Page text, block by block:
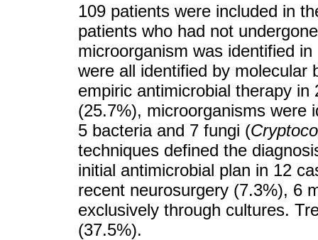
109 patients were included in
patients who had not
microorganism was identified
were all identified by molecular
empiric antimicrobial therapy
(25.7%), microorganisms were
5 bacteria and 7 fungi (
techniques defined the
initial antimicrobial plan in 12
recent neurosurgery (7.3%), 6
exclusively through cultures.
(37.5%).